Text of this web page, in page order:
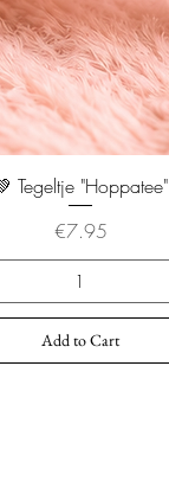
Tegeltje "Hoppatee"
Price
€7.95
Add to Cart